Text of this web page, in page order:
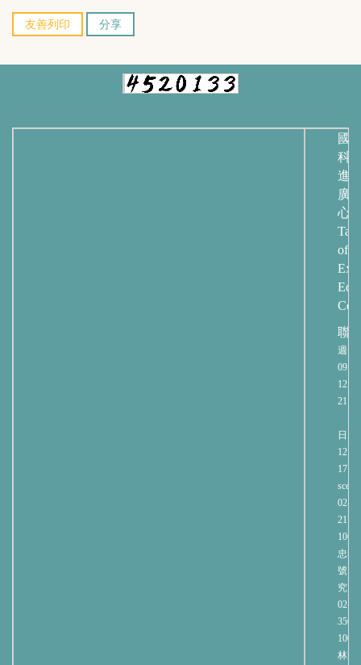
友善列印 分享
國
科
進
廣
心
of
聯
週一
21:00
日
17:00
02-
2171
忠孝
號
究大
02-
3508
林森